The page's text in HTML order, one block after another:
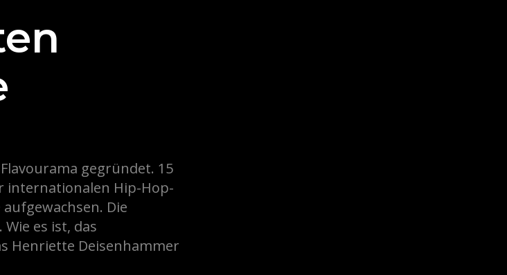
gegründet. 15
internationalen Hip-Hop-
Die
es ist, das
Henriette Deisenhammer